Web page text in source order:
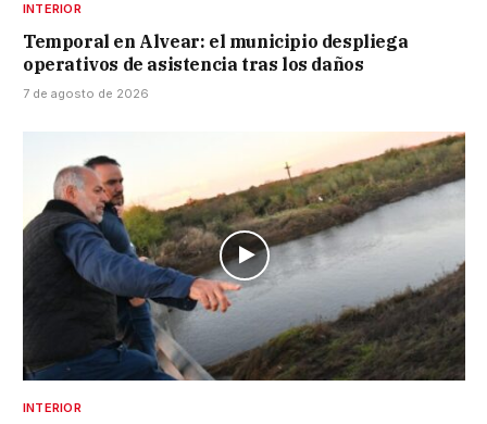
INTERIOR
Temporal en Alvear: el municipio despliega
operativos de asistencia tras los daños
7 de agosto de 2026
INTERIOR